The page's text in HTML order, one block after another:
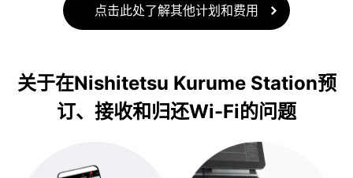
点击此处了解其他计划和费用
关于在Nishitetsu Kurume Station预
订、接收和归还Wi-Fi的问题